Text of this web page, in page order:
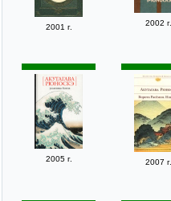
2001 г. 2002 г.
2005 г. 2007 г.